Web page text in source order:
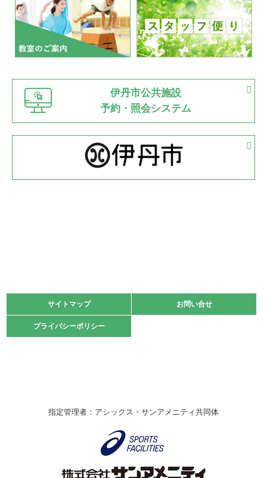
緑ケ丘体育館
2022.07.03
市内総合体育大会が開始
緑ケ丘体育館 猪名川運動広場
古池運動広場
2022.06.12
県知事杯争奪バレーボール大会が開催
2022.05.05
体育協会長杯 バドミントン競技の部
2022.05.22
緑ケ丘体育館
2021.10.23
卓球選手権大会ラージボールの部開催☆
伊丹市総合体育大会 バレーボール大会が開催されました
なわとびイベントを開催しました！
伊丹市公共施設
予約・照会システム
サイトマップ お問い合せ
プライバシーポリシー
サイトマップ お問い合せ
プライバシーポリシー
指定管理者：アシックス・サンアメニティ共同体